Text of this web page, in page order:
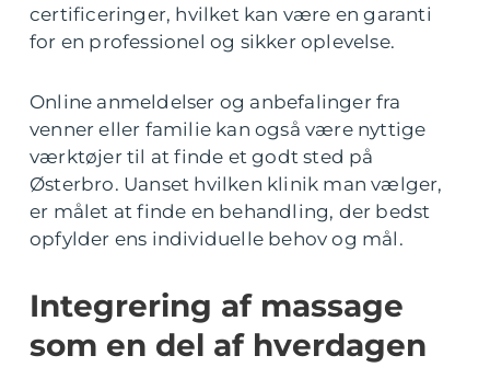
certificeringer, hvilket kan være en garanti
for en professionel og sikker oplevelse.
Online anmeldelser og anbefalinger fra
venner eller familie kan også være nyttige
værktøjer til at finde et godt sted på
Østerbro. Uanset hvilken klinik man vælger,
er målet at finde en behandling, der bedst
opfylder ens individuelle behov og mål.
Integrering af massage
som en del af hverdagen